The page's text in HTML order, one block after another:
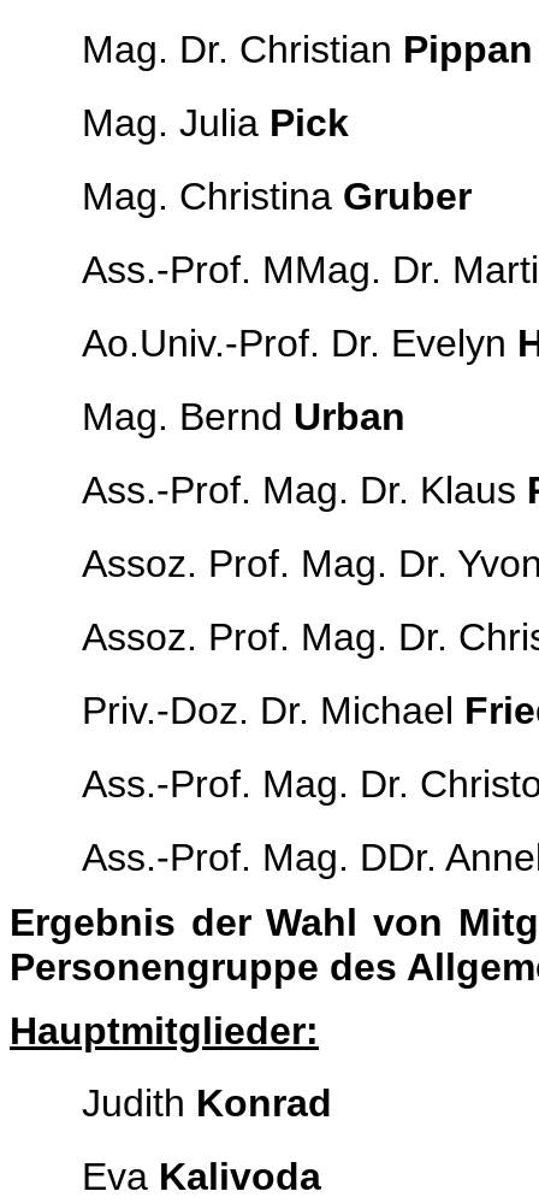
Mag. Dr. Christian Pippan
Mag. Julia Pick
Mag. Christina Gruber
Ass.-Prof. MMag. Dr.
Ao.Univ.-Prof. Dr. Evelyn
Mag. Bernd Urban
Ass.-Prof. Mag. Dr. Klaus
Assoz. Prof. Mag. Dr.
Assoz. Prof. Mag. Dr.
Priv.-Doz. Dr. Michael
Ass.-Prof. Mag. Dr.
Ass.-Prof. Mag. DDr.
Ergebnis der Wahl von
Personengruppe des
Hauptmitglieder:
Judith Konrad
Eva Kalivoda